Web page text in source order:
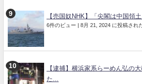
【売国奴NHK】「尖閣は中国領
6件のビュー | 8月 21, 2024 に投稿され
【逮捕】横浜家系らーめん弘の
た...